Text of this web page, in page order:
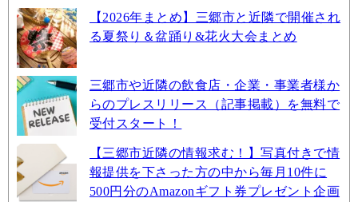
【2026年まとめ】三郷市と近隣で開催され
る夏祭り＆盆踊り&花火大会まとめ
三郷市や近隣の飲食店・企業・事業者様か
らのプレスリリース（記事掲載）を無料で
受付スタート！
【三郷市近隣の情報求む！】写真付きで情
報提供を下さった方の中から毎月10件に
500円分のAmazonギフト券プレゼント企画